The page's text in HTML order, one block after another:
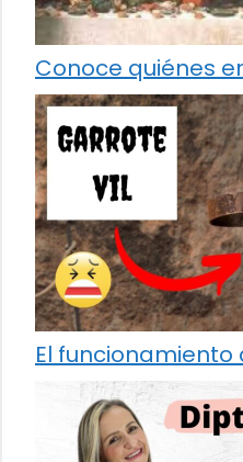
Conoce quiénes
El